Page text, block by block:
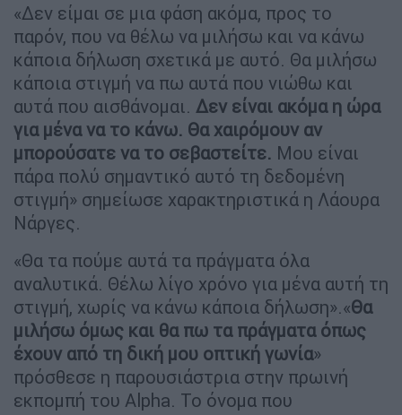
«Δεν είμαι σε μια φάση ακόμα, προς το
παρόν, που να θέλω να μιλήσω και να κάνω
κάποια δήλωση σχετικά με αυτό. Θα μιλήσω
κάποια στιγμή να πω αυτά που νιώθω και
αυτά που αισθάνομαι. Δεν είναι ακόμα η ώρα
για μένα να το κάνω. Θα χαιρόμουν αν
μπορούσατε να το σεβαστείτε. Μου είναι
πάρα πολύ σημαντικό αυτό τη δεδομένη
στιγμή» σημείωσε χαρακτηριστικά η Λάουρα
Νάργες.
«Θα τα πούμε αυτά τα πράγματα όλα
αναλυτικά. Θέλω λίγο χρόνο για μένα αυτή τη
στιγμή, χωρίς να κάνω κάποια δήλωση».«Θα
μιλήσω όμως και θα πω τα πράγματα όπως
έχουν από τη δική μου οπτική γωνία»
πρόσθεσε η παρουσιάστρια στην πρωινή
εκπομπή του Alpha. Το όνομα που